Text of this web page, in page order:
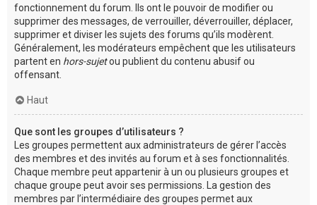
fonctionnement du forum. Ils ont le pouvoir de modifier ou
supprimer des messages, de verrouiller, déverrouiller, déplacer,
supprimer et diviser les sujets des forums qu’ils modèrent.
Généralement, les modérateurs empêchent que les utilisateurs
partent en hors-sujetou publient du contenu abusif ou
offensant.
Haut
Que sont les groupes d’utilisateurs ?
Les groupes permettent aux administrateurs de gérer l’accès
des membres et des invités au forum et à ses fonctionnalités.
Chaque membre peut appartenir à un ou plusieurs groupes et
chaque groupe peut avoir ses permissions. La gestion des
membres par l’intermédiaire des groupes permet aux